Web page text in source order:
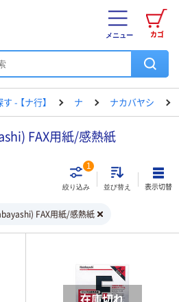
カゴ
メニュー
- 【ナ行】 ナ ナカバヤシ
FAX用紙/感熱紙
絞り込み
1
並び替え 表示切替
FAX用紙/感熱紙